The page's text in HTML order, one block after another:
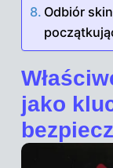
Odbiór
jako